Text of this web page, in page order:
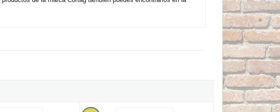
de Rubi - Sistema de Transporte para formatos medianos
Mesa de trabajo de gran formato Tomecanic CT-BIG SIZE